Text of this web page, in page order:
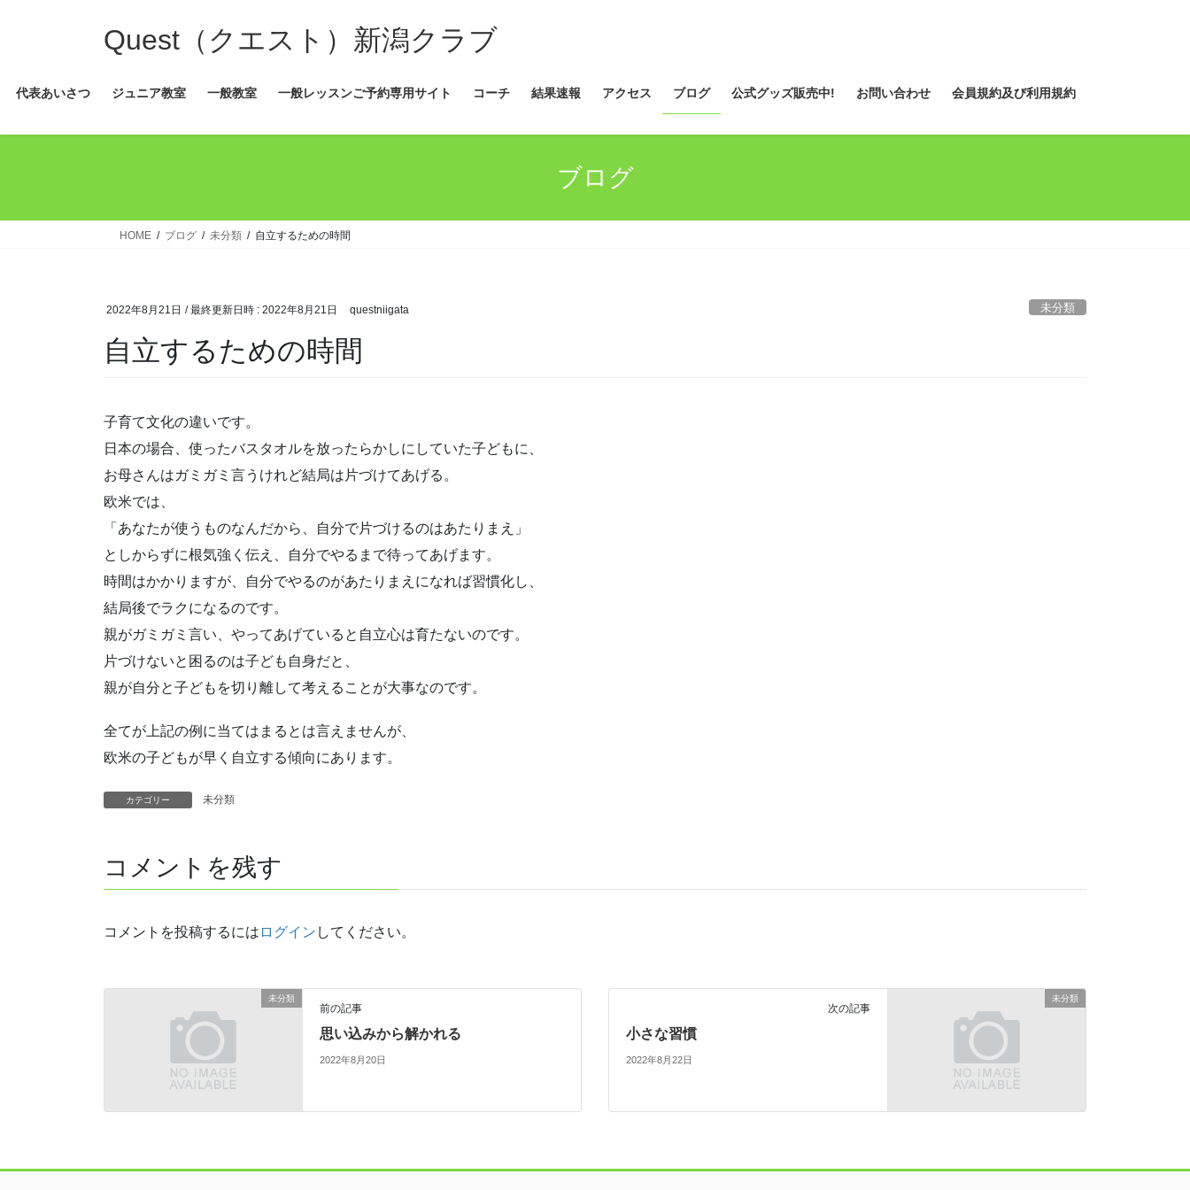
ス
ン
Quest（クエスト）新潟クラブ
代表あいさつ ジュニア教室 一般教室 一般レッスンご予約専用サイト コーチ 結果速報 アクセス ブログ 公式グッズ販売中! お問い合わせ 会員規約及び利用規約
ブログ
HOME ブログ 未分類 自立するための時間
2022年8月21日 / 最終更新日時 : 2022年8月21日 questniigata 未分類
自立するための時間
子育て文化の違いです。
日本の場合、使ったバスタオルを放ったらかしにしていた子どもに、
お母さんはガミガミ言うけれど結局は片づけてあげる。
欧米では、
「あなたが使うものなんだから、自分で片づけるのはあたりまえ」
としからずに根気強く伝え、自分でやるまで待ってあげます。
時間はかかりますが、自分でやるのがあたりまえになれば習慣化し、
結局後でラクになるのです。
親がガミガミ言い、やってあげていると自立心は育たないのです。
片づけないと困るのは子ども自身だと、
親が自分と子どもを切り離して考えることが大事なのです。
全てが上記の例に当てはまるとは言えませんが、
欧米の子どもが早く自立する傾向にあります。
カテゴリー 未分類
コメントを残す
コメントを投稿するには ログイン してください。
未分類
前の記事
思い込みから解かれる
2022年8月20日
未分類
次の記事
小さな習慣
2022年8月22日